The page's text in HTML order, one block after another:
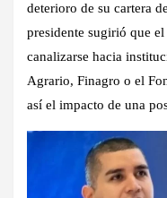
deterioro de su cartera
presidente sugirió que
canalizarse hacia
Agrario, Finagro o el
así el impacto de una